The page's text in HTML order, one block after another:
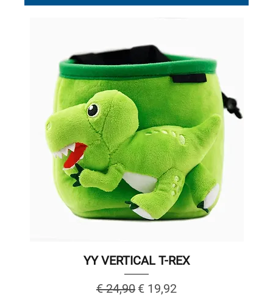
YY VERTICAL T-REX
Regular Price
€ 24,90 Sale Price
€ 19,92